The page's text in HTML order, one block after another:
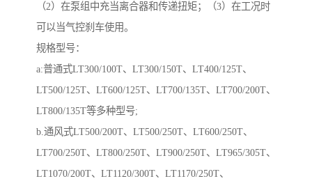
（2）在泵组中充当离合器和传递扭矩；（3）在工况时
可以当气控刹车使用。
规格型号：
a:普通式LT300/100T、LT300/150T、LT400/125T、
LT500/125T、LT600/125T、LT700/135T、LT700/200T、
LT800/135T等多种型号;
b.通风式LT500/200T、LT500/250T、LT600/250T、
LT700/250T、LT800/250T、LT900/250T、LT965/305T、
LT1070/200T、LT1120/300T、LT1170/250T、